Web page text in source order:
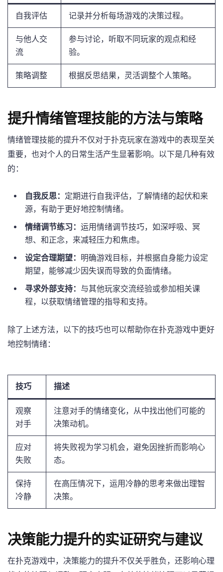
自我评估 记录并分析每场游戏的决策过程。
与他人交
流
参与讨论，听取不同玩家的观点和经
验。
策略调整 根据反思结果，灵活调整个人策略。
提升情绪管理技能的方法与策略
情绪管理技能的提升不仅对于扑克玩家在游戏中的表现至关
重要，也对个人的日常生活产生显著影响。以下是几种有效
的：
自我反思： 定期进行自我评估，了解情绪的起伏和来
源，有助于更好地控制情绪。
情绪调节练习： 运用情绪调节技巧，如深呼吸、冥
想、和正念，来减轻压力和焦虑。
设定合理期望： 明确游戏目标，并根据自身能力设定
期望，能够减少因失误而导致的负面情绪。
寻求外部支持： 与其他玩家交流经验或参加相关课
程，以获取情绪管理的指导和支持。
除了上述方法，以下的技巧也可以帮助你在扑克游戏中更好
地控制情绪：
技巧 描述
观察
对手
注意对手的情绪变化，从中找出他们可能的
决策动机。
应对
失败
将失败视为学习机会，避免因挫折而影响心
态。
保持
冷静
在高压情况下，运用冷静的思考来做出理智
决策。
决策能力提升的实证研究与建议
在扑克游戏中，决策能力的提升不仅关乎胜负，还影响心理